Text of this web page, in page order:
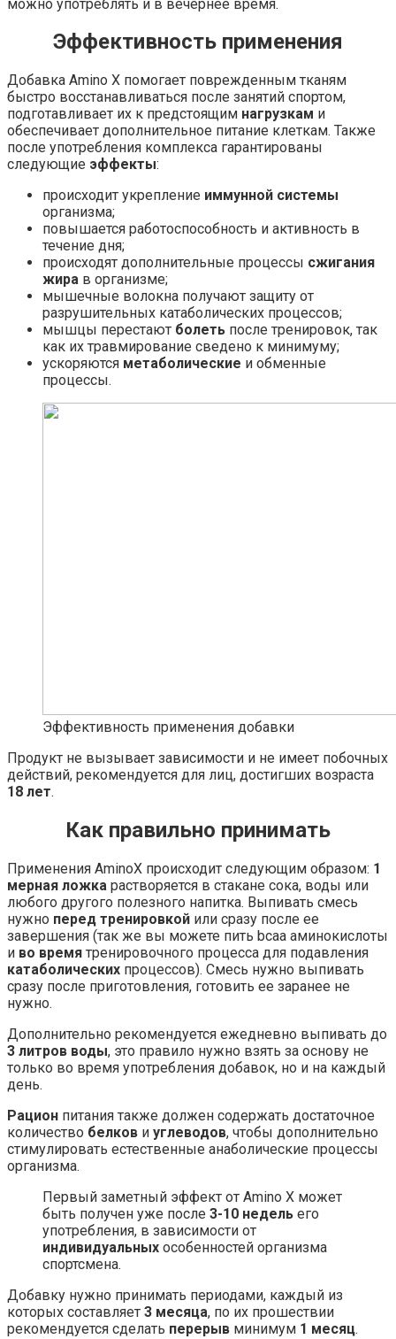
можно употреблять и в вечернее время.
Эффективность применения
Добавка Amino X помогает поврежденным тканям
быстро восстанавливаться после занятий спортом,
подготавливает их к предстоящим нагрузкам и
обеспечивает дополнительное питание клеткам. Также
после употребления комплекса гарантированы
следующие эффекты:
происходит укрепление иммунной системы
организма;
повышается работоспособность и активность в
течение дня;
происходят дополнительные процессы сжигания
жира в организме;
мышечные волокна получают защиту от
разрушительных катаболических процессов;
мышцы перестают болеть после тренировок, так
как их травмирование сведено к минимуму;
ускоряются метаболические и обменные
процессы.
Эффективность применения добавки
Продукт не вызывает зависимости и не имеет побочных
действий, рекомендуется для лиц, достигших возраста
18 лет.
Как правильно принимать
Применения AminoX происходит следующим образом: 1
мерная ложка растворяется в стакане сока, воды или
любого другого полезного напитка. Выпивать смесь
нужно перед тренировкой или сразу после ее
завершения (так же вы можете пить bcaa аминокислоты
и во время тренировочного процесса для подавления
катаболических процессов). Смесь нужно выпивать
сразу после приготовления, готовить ее заранее не
нужно.
Дополнительно рекомендуется ежедневно выпивать до
3 литров воды, это правило нужно взять за основу не
только во время употребления добавок, но и на каждый
день.
Рацион питания также должен содержать достаточное
количество белков и углеводов, чтобы дополнительно
стимулировать естественные анаболические процессы
организма.
Первый заметный эффект от Amino X может
быть получен уже после 3-10 недель его
употребления, в зависимости от
индивидуальных особенностей организма
спортсмена.
Добавку нужно принимать периодами, каждый из
которых составляет 3 месяца, по их прошествии
рекомендуется сделать перерыв минимум 1 месяц.